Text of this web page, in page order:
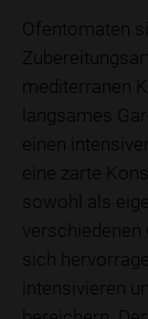
Ofentomaten
mediterranen
langsames
einen
eine zarte
sowohl als
sich
intensivieren